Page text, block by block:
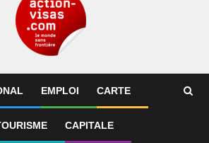
EMPLOI CARTE
CAPITALE